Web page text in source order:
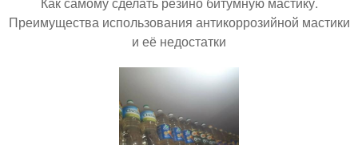
Преимущества использования антикоррозийной мастики
и её недостатки